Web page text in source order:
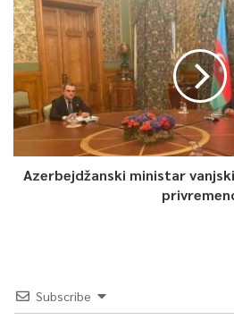
Azerbejdžanski ministar
Subscribe